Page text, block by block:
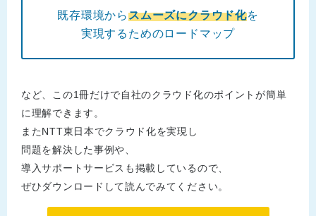
既存環境からスムーズにクラウド化を
実現するためのロードマップ
など、この1冊だけで自社のクラウド化のポイントが簡単
に理解できます。
またNTT東日本でクラウド化を実現し
問題を解決した事例や、
導入サポートサービスも掲載しているので、
ぜひダウンロードして読んでみてください。